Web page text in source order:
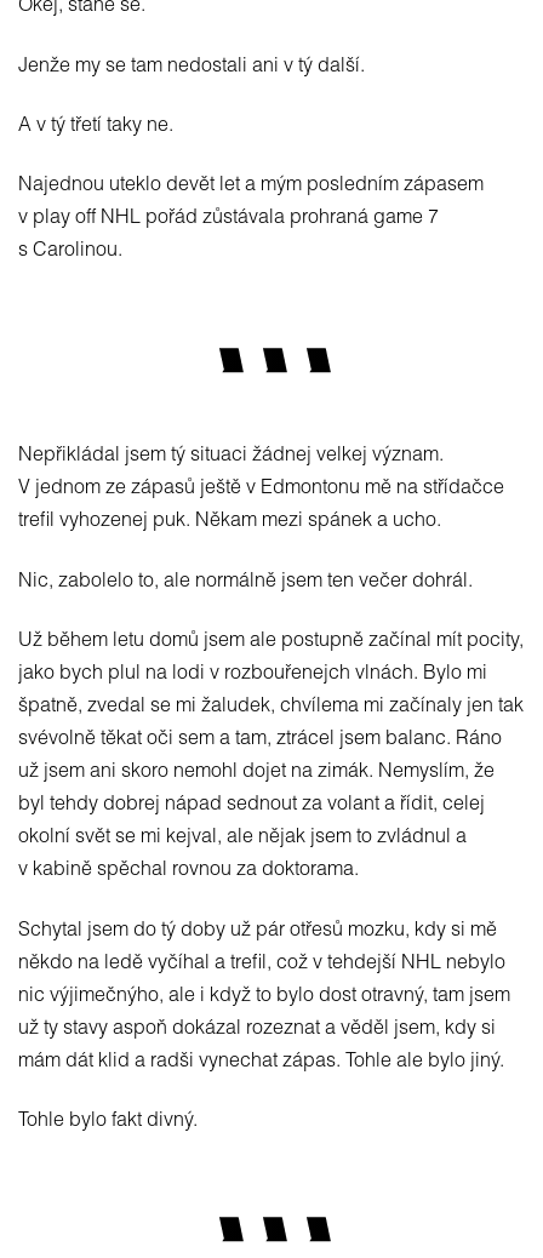
Okej, stane se.
Jenže my se tam nedostali ani v tý další.
A v tý třetí taky ne.
Najednou uteklo devět let a mým posledním zápasem
v play off NHL pořád zůstávala prohraná game 7
s Carolinou.
Nepřikládal jsem tý situaci žádnej velkej význam.
V jednom ze zápasů ještě v Edmontonu mě na střídačce
trefil vyhozenej puk. Někam mezi spánek a ucho.
Nic, zabolelo to, ale normálně jsem ten večer dohrál.
Už během letu domů jsem ale postupně začínal mít pocity,
jako bych plul na lodi v rozbouřenejch vlnách. Bylo mi
špatně, zvedal se mi žaludek, chvílema mi začínaly jen tak
svévolně těkat oči sem a tam, ztrácel jsem balanc. Ráno
už jsem ani skoro nemohl dojet na zimák. Nemyslím, že
byl tehdy dobrej nápad sednout za volant a řídit, celej
okolní svět se mi kejval, ale nějak jsem to zvládnul a
v kabině spěchal rovnou za doktorama.
Schytal jsem do tý doby už pár otřesů mozku, kdy si mě
někdo na ledě vyčíhal a trefil, což v tehdejší NHL nebylo
nic výjimečnýho, ale i když to bylo dost otravný, tam jsem
už ty stavy aspoň dokázal rozeznat a věděl jsem, kdy si
mám dát klid a radši vynechat zápas. Tohle ale bylo jiný.
Tohle bylo fakt divný.